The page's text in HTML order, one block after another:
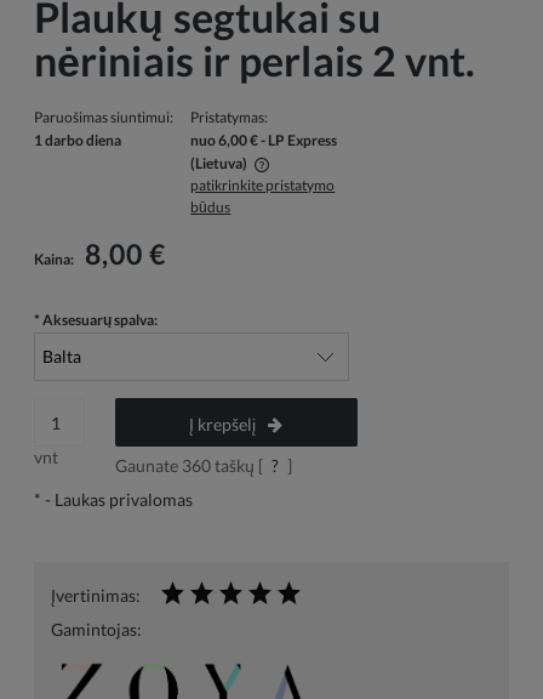
Plaukų segtukai su
nėriniais ir perlais 2 vnt.
Paruošimas siuntimui:
1 darbo diena
Pristatymas:
nuo 6,00 €- LP Express
(Lietuva)
Į kainą neįskaičiuotos galimos mokėjimo išlaidos
patikrinkite pristatymo
būdus
Kaina: 8,00 €
* Aksesuarų spalva:
vnt
Į krepšelį
Gaunate 360taškų [ ? ]
* - Laukas privalomas
Įvertinimas:
Gamintojas: